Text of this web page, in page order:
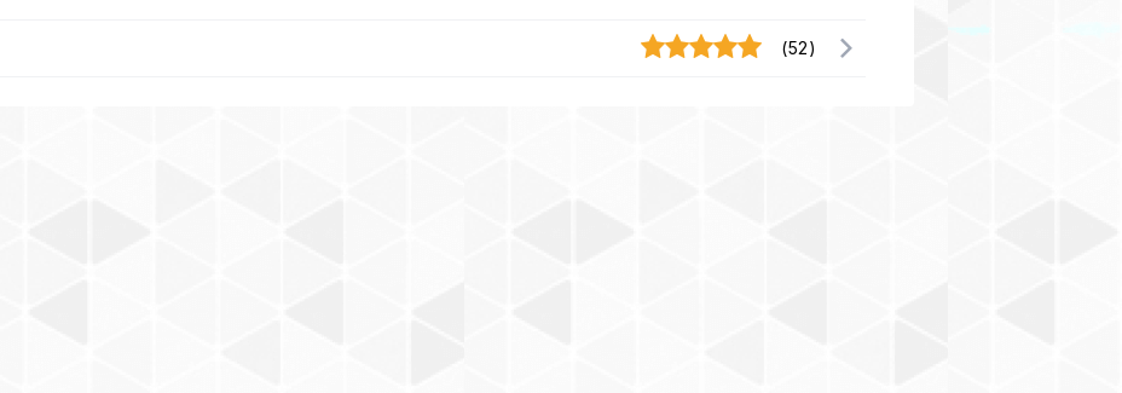
(52)